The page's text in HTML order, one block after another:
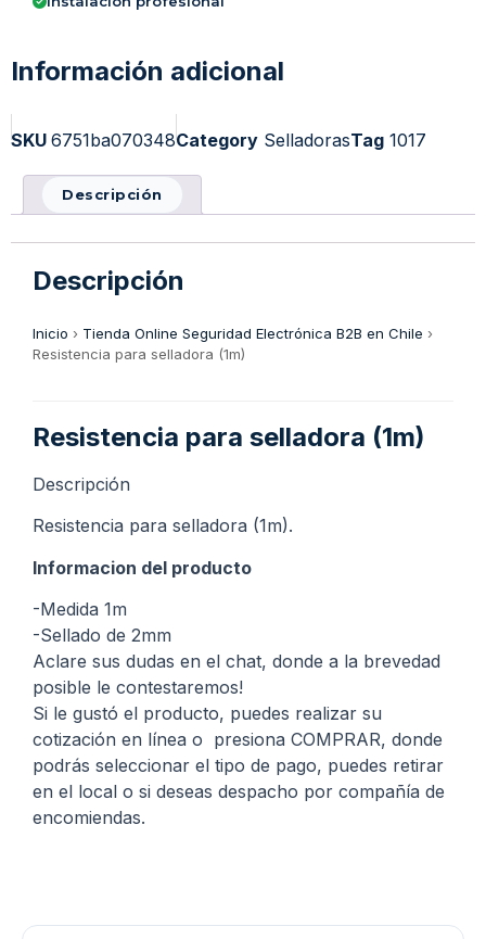
Información adicional
SKU 6751ba070348Category SelladorasTag 1017
Descripción
Descripción
Inicio › Tienda Online Seguridad Electrónica B2B en Chile ›
Resistencia para selladora (1m)
Resistencia para selladora (1m)
Descripción
Resistencia para selladora (1m).
Informacion del producto
-Medida 1m
-Sellado de 2mm
Aclare sus dudas en el chat, donde a la brevedad
posible le contestaremos!
Si le gustó el producto, puedes realizar su
cotización en línea o presiona COMPRAR, donde
podrás seleccionar el tipo de pago, puedes retirar
en el local o si deseas despacho por compañía de
encomiendas.